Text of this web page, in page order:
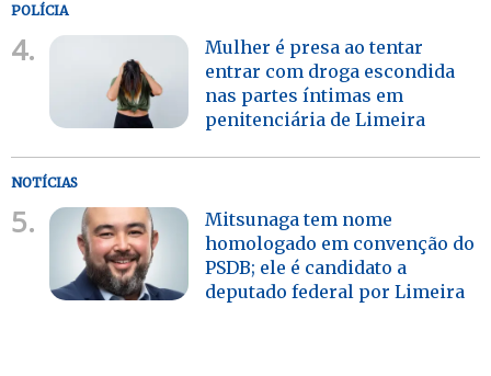
POLÍCIA
4.
Mulher é presa ao tentar
entrar com droga escondida
nas partes íntimas em
penitenciária de Limeira
NOTÍCIAS
5.
Mitsunaga tem nome
homologado em convenção do
PSDB; ele é candidato a
deputado federal por Limeira